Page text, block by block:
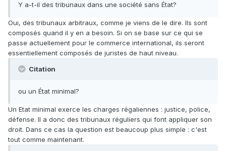
Y a-t-il des tribunaux dans une société sans État?
Oui, des tribunaux arbitraux, comme je viens de le dire. Ils sont
composés quand il y en a besoin. Si on se base sur ce qui se
passe actuellement pour le commerce international, ils seront
essentiellement composés de juristes de haut niveau.
Citation
ou un État minimal?
Un Etat minimal exerce les charges régaliennes : justice, police,
défense. Il a donc des tribunaux réguliers qui font appliquer son
droit. Dans ce cas la question est beaucoup plus simple : c'est
tout comme maintenant.